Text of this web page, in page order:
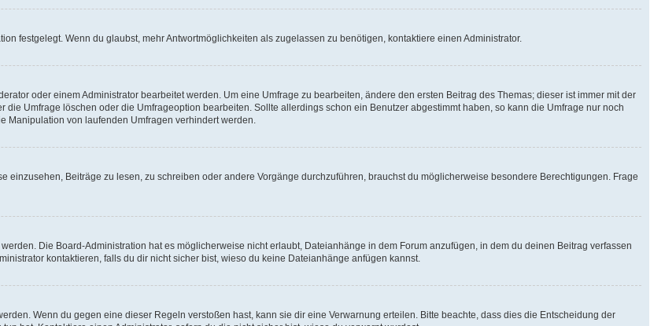
festgelegt. Wenn du glaubst, mehr Antwortmöglichkeiten als zugelassen zu benötigen, kontaktiere einen Administrator.
oder einem Administrator bearbeitet werden. Um eine Umfrage zu bearbeiten, ändere den ersten Beitrag des Themas; dieser ist immer mit der
Umfrage löschen oder die Umfrageoption bearbeiten. Sollte allerdings schon ein Benutzer abgestimmt haben, so kann die Umfrage nur noch
Manipulation von laufenden Umfragen verhindert werden.
einzusehen, Beiträge zu lesen, zu schreiben oder andere Vorgänge durchzuführen, brauchst du möglicherweise besondere Berechtigungen. Frage
Die Board-Administration hat es möglicherweise nicht erlaubt, Dateianhänge in dem Forum anzufügen, in dem du deinen Beitrag verfassen
kontaktieren, falls du dir nicht sicher bist, wieso du keine Dateianhänge anfügen kannst.
Wenn du gegen eine dieser Regeln verstoßen hast, kann sie dir eine Verwarnung erteilen. Bitte beachte, dass dies die Entscheidung der